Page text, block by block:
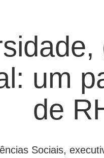
um
de
Sociais,